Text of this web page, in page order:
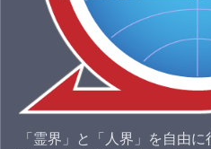
「霊界」と「人界」を自由